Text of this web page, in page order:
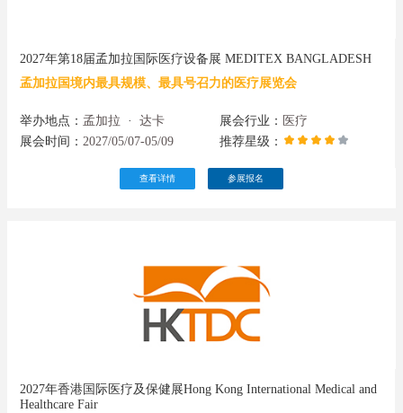
2027年第18届孟加拉国际医疗设备展 MEDITEX BANGLADESH
孟加拉国境内最具规模、最具号召力的医疗展览会
举办地点： 孟加拉 ·达卡 展会行业： 医疗
展会时间：2027/05/07-05/09 推荐星级：
查看详情 参展报名
2027年香港国际医疗及保健展Hong Kong International Medical and
Healthcare Fair